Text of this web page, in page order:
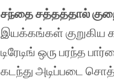
சந்தை சத்தத்தால்
இயக்கங்கள் குறுகிய
டிரேடிங் ஒரு பரந்த
கடந்து அடிப்படை